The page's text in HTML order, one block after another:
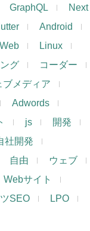
GraphQL
Next
Android
Web
Linux
グ
コーダー
ブメディア
Adwords
js
開発
社開発
自由
ウェブ
Webサイト
SEO
LPO